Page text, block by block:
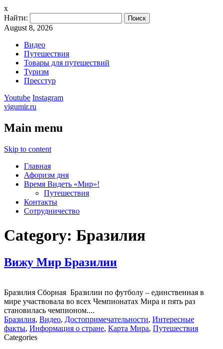
x
Найти:
August 8, 2026
Видео
Путешествия
Товары для путешествий
Туризм
Пресстур
Youtube Instagram
vigumir.ru
Main menu
Skip to content
Главная
Афоризм дня
Время Видеть «Мир»!
Путешествия
Контакты
Сотрудничество
Category: Бразилия
Вижу Мир Бразилии
Бразилия Сборная Бразилии по футболу – единственная в
мире участвовала во всех Чемпионатах Мира и пять раз
становилась чемпионом....
Бразилия, Видео, Достопримечательности, Интересные
факты, Информация о стране, Карта Мира, Путешествия
Categories